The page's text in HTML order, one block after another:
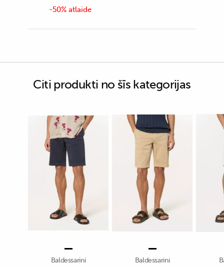
-50% atlaide
Citi produkti no šīs kategorijas
Baldessarini Baldessarini